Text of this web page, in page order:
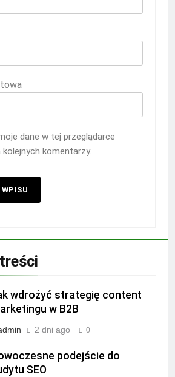
dane w tej przeglądarce
komentarzy.
wdrożyć strategię content
w B2B
2 dni ago 0
podejście do
SEO